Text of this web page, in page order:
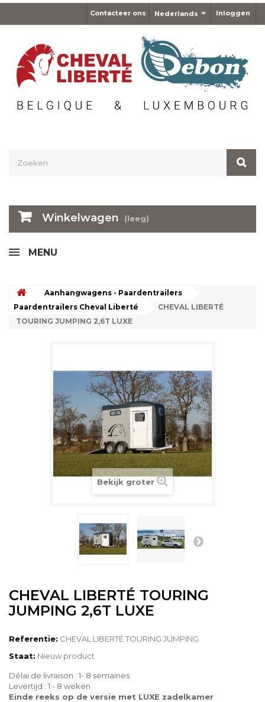
Inloggen
Nederlands
Contacteer ons
Winkelwagen (leeg)
MENU
Aanhangwagens - Paardentrailers
Paardentrailers Cheval Liberté
CHEVAL LIBERTÉ
TOURING JUMPING 2,6T LUXE
Bekijk groter
CHEVAL LIBERTÉ TOURING
JUMPING 2,6T LUXE
Referentie: CHEVAL LIBERTÉ TOURING JUMPING
Staat: Nieuw product
Délai de livraison : 1- 8 semaines
Levertijd : 1 - 8 weken
Einde reeks op de versie met LUXE zadelkamer